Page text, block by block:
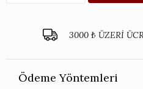
3000 ₺ ÜZERİ
Ödeme Yöntemleri